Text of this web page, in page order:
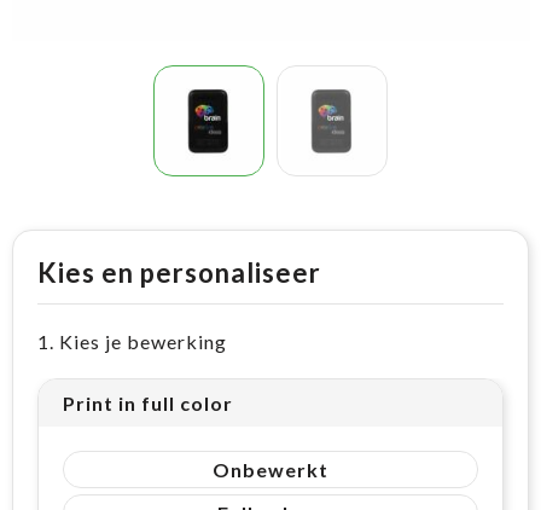
Kies en personaliseer
1. Kies je bewerking
Print in full color
Onbewerkt